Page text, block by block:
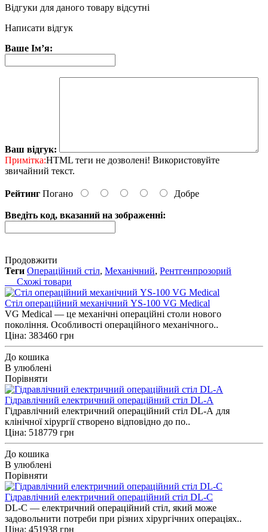
Відгуки для даного товару відсутні
Написати відгук
Ваше Ім’я:
Ваш відгук:
Примітка:HTML теги не дозволені! Використовуйте
звичайний текст.
Рейтинг Погано Добре
Введіть код, вказаний на зображенні:
Продовжити
Теги Операційний стіл, Механічний, Рентгенпрозорий
Схожі товари
Cтіл операційний механічний YS-100 VG Medical
VG Medical — це механічні операційні столи нового
покоління. Особливості операційного механічного..
Ціна: 383460 грн
До кошика
В улюблені
Порівняти
Гідравлічний електричний операційний стіл DL-A
Гідравлічний електричний операційний стіл DL-A для
клінічної хірургії створено відповідно до по..
Ціна: 518779 грн
До кошика
В улюблені
Порівняти
Гідравлічний електричний операційний стіл DL-C
DL-С — електричний операційний стіл, який може
задовольнити потреби при різних хірургічних операціях..
Ціна: 451938 грн